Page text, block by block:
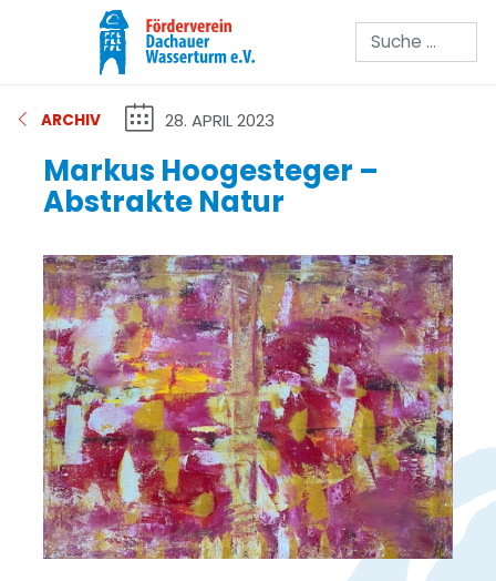
Suchen
ARCHIV 28. APRIL 2023
Markus Hoogesteger –
Abstrakte Natur